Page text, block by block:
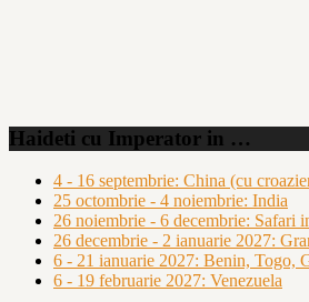
Haideti cu Imperator in …
4 - 16 septembrie: China (cu
25 octombrie - 4 noiembrie: India
26 noiembrie - 6 decembrie: Safari
26 decembrie - 2 ianuarie 2027:
6 - 21 ianuarie 2027: Benin, Togo,
6 - 19 februarie 2027: Venezuela